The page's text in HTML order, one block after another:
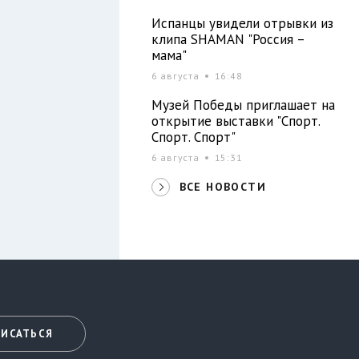
Испанцы увидели отрывки из
клипа SHAMAN "Россия –
мама"
6 августа 16:48
Музей Победы приглашает на
открытие выставки "Спорт.
Спорт. Спорт"
6 августа 15:31
ВСЕ НОВОСТИ